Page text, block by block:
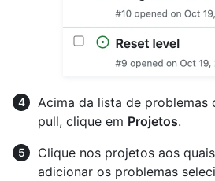
Acima da lista de problemas
pull, clique em Projetos.
Clique nos projetos aos
adicionar os problemas